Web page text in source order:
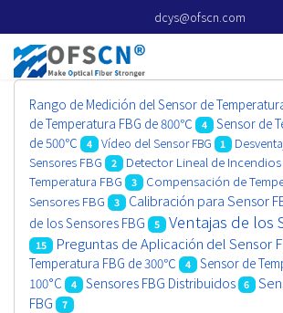
dcys@ofscn.com
Rango de Medición del Sensor de
de Temperatura FBG de 800℃
4
Sensor de
de 500℃
4 Vídeo del Sensor FBG 1
Sensores FBG
2
Detector Lineal de
Temperatura FBG
3
Compensación de
Sensores FBG
3 Calibración para Sensor
de los Sensores FBG
5 Ventajas de los
15 Preguntas de Aplicación del Sensor
Temperatura FBG de 300℃
4
Sensor de
100°C
4 Sensores FBG Distribuidos 6
FBG
7